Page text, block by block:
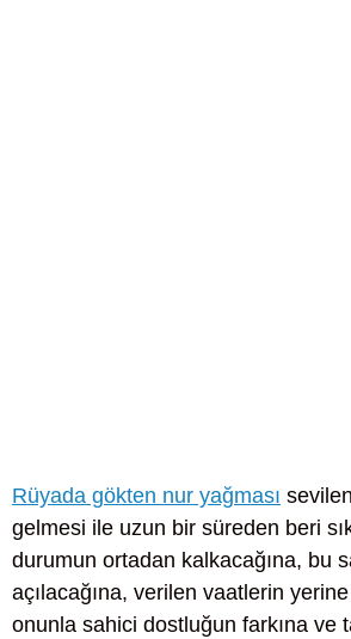
Rüyada gökten nur yağması
gelmesi ile uzun bir süreden beri
durumun ortadan kalkacağına, bu
açılacağına, verilen vaatlerin
onunla sahici dostluğun farkına ve